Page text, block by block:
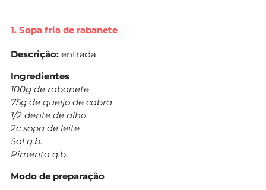
1. Sopa fria de rabanete
Descrição: entrada
Ingredientes
100g de rabanete
75g de queijo de cabra
1/2 dente de alho
2c sopa de leite
Sal q.b.
Pimenta q.b.
Modo de preparação